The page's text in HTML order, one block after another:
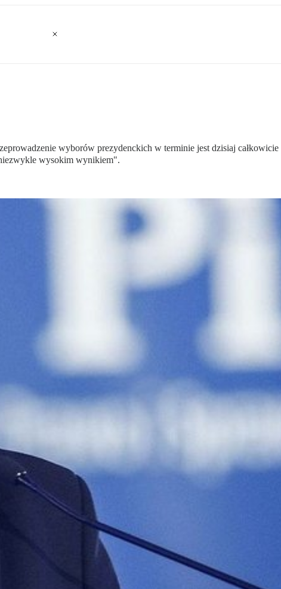
wyborów prezydenckich w terminie jest dzisiaj
niezwykle wysokim wynikiem".